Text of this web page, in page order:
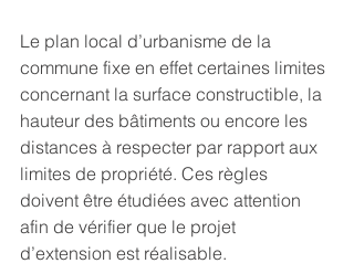
Le plan local d’urbanisme de la
commune fixe en effet certaines limites
concernant la surface constructible, la
hauteur des bâtiments ou encore les
distances à respecter par rapport aux
limites de propriété. Ces règles
doivent être étudiées avec attention
afin de vérifier que le projet
d’extension est réalisable.